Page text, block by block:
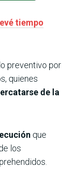
tiempo
preventivo por
quienes
de la
que
los